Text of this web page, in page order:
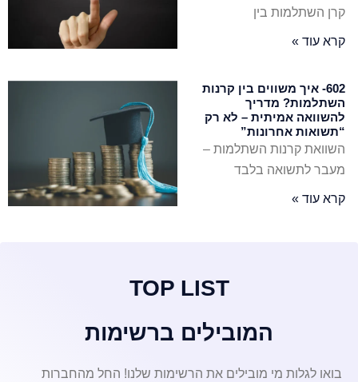
קרן השתלמות בין
קרא עוד »
602- איך משווים בין קרנות
השתלמות? מדריך
להשוואה אמיתית – לא רק
“תשואות אחרונות”
השוואת קרנות השתלמות –
מעבר לתשואה בלבד
קרא עוד »
TOP LIST
המובילים ברשימות
בואו לגלות מי מובילים את הרשימות שלנו! החל מהחברות